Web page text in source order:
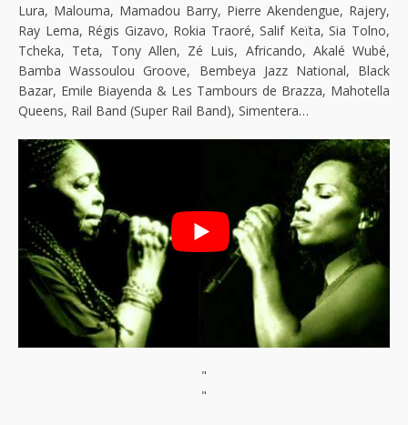
Lura, Malouma, Mamadou Barry, Pierre Akendengue, Rajery,
Ray Lema, Régis Gizavo, Rokia Traoré, Salif Keïta, Sia Tolno,
Tcheka, Teta, Tony Allen, Zé Luis, Africando, Akalé Wubé,
Bamba Wassoulou Groove, Bembeya Jazz National, Black
Bazar, Emile Biayenda & Les Tambours de Brazza, Mahotella
Queens, Rail Band (Super Rail Band), Simentera…
"
"